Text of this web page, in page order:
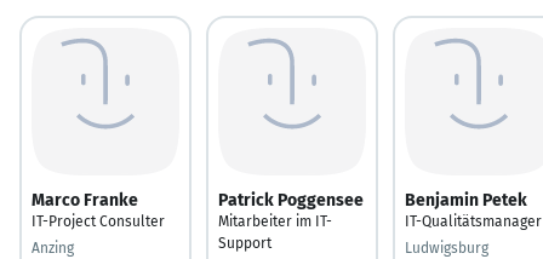
Marco Franke
IT-Project Consulter
Anzing
Patrick Poggensee
Mitarbeiter im IT-
Support
Benjamin Petek
IT-Qualitätsmanager
Ludwigsburg